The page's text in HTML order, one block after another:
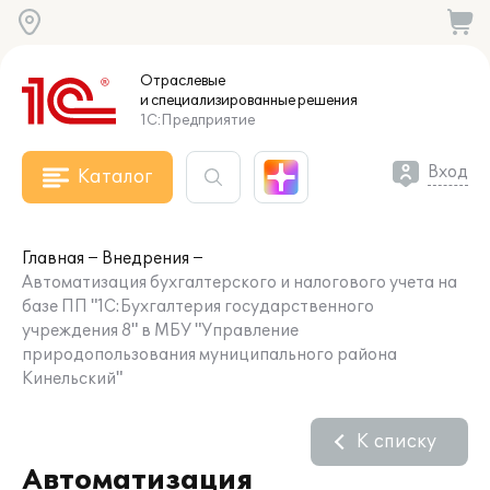
Отраслевые
и специализированныерешения
1С:Предприятие
Каталог Вход
Главная
Внедрения
Автоматизация бухгалтерского и налогового учета на
базе ПП "1С:Бухгалтерия государственного
учреждения 8" в МБУ "Управление
природопользования муниципального района
Кинельский"
Автоматизация
К списку